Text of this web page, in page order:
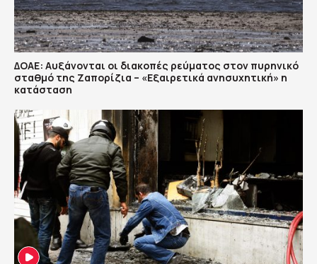
ΔΟΑΕ: Αυξάνονται οι διακοπές ρεύματος στον πυρηνικό
σταθμό της Ζαπορίζια – «Εξαιρετικά ανησυχητική» η
κατάσταση